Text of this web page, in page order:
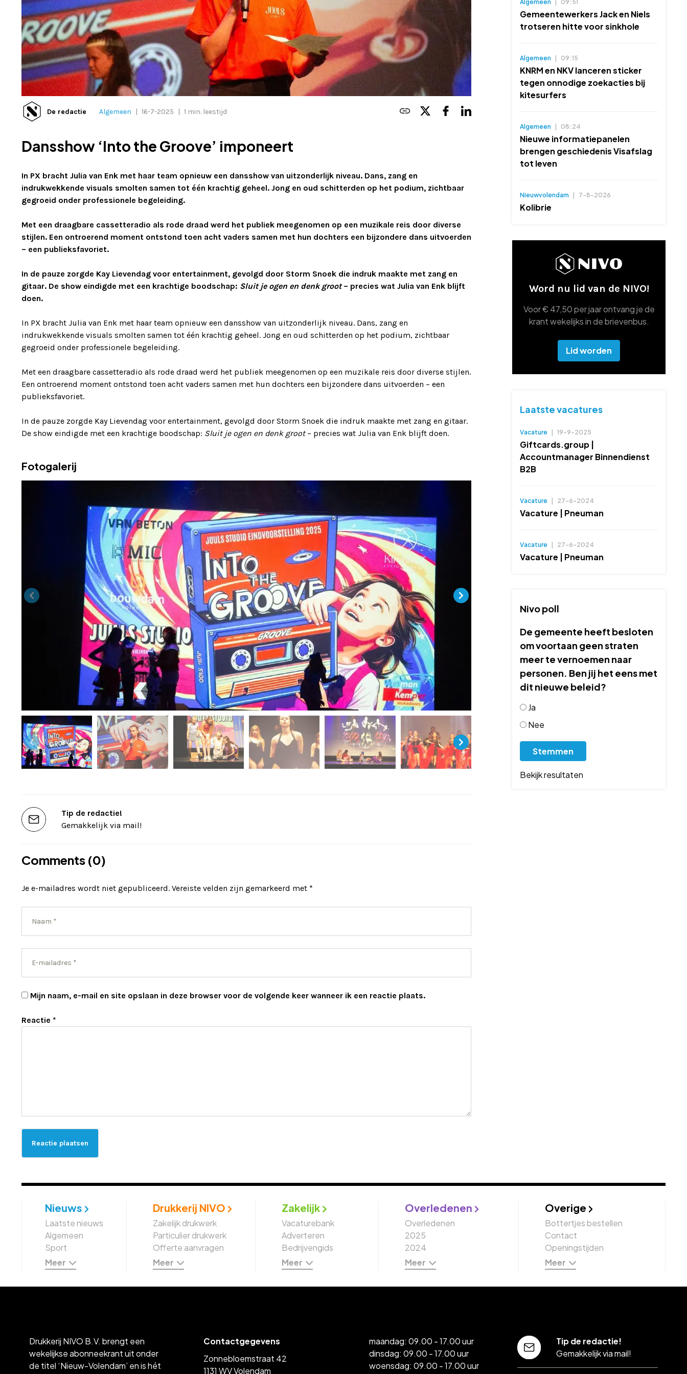
De redactie Algemeen | 16-7-2025 | 1 min. leestijd
Dansshow ‘Into the Groove’ imponeert
In PX bracht Julia van Enk met haar team opnieuw een dansshow van uitzonderlijk niveau. Dans, zang en
indrukwekkende visuals smolten samen tot één krachtig geheel. Jong en oud schitterden op het podium, zichtbaar
gegroeid onder professionele begeleiding.
Met een draagbare cassetteradio als rode draad werd het publiek meegenomen op een muzikale reis door diverse
stijlen. Een ontroerend moment ontstond toen acht vaders samen met hun dochters een bijzondere dans uitvoerden
– een publieksfavoriet.
In de pauze zorgde Kay Lievendag voor entertainment, gevolgd door Storm Snoek die indruk maakte met zang en
gitaar. De show eindigde met een krachtige boodschap: Sluit je ogen en denk groot– precies wat Julia van Enk blijft
doen.
In PX bracht Julia van Enk met haar team opnieuw een dansshow van uitzonderlijk niveau. Dans, zang en
indrukwekkende visuals smolten samen tot één krachtig geheel. Jong en oud schitterden op het podium, zichtbaar
gegroeid onder professionele begeleiding.
Met een draagbare cassetteradio als rode draad werd het publiek meegenomen op een muzikale reis door diverse stijlen.
Een ontroerend moment ontstond toen acht vaders samen met hun dochters een bijzondere dans uitvoerden – een
publieksfavoriet.
In de pauze zorgde Kay Lievendag voor entertainment, gevolgd door Storm Snoek die indruk maakte met zang en gitaar.
De show eindigde met een krachtige boodschap: Sluit je ogen en denk groot– precies wat Julia van Enk blijft doen.
Fotogalerij
Tip de redactie!
Gemakkelijk via mail!
Comments (0)
Je e-mailadres wordt niet gepubliceerd. Vereiste velden zijn gemarkeerd met *
Mijn naam, e-mail en site opslaan in deze browser voor de volgende keer wanneer ik een reactie plaats.
Reactie *
Algemeen 09:51
Gemeentewerkers Jack en Niels
trotseren hitte voor sinkhole
Algemeen 09:15
KNRM en NKV lanceren sticker
tegen onnodige zoekacties bij
kitesurfers
Algemeen 08:24
Nieuwe informatiepanelen
brengen geschiedenis Visafslag
tot leven
Nieuwvolendam 7-8-2026
Kolibrie
Word nu lid van de NIVO!
Voor € 47,50 per jaar ontvang je de
krant wekelijks in de brievenbus.
Lid worden
Laatste vacatures
Vacature 19-9-2025
Giftcards.group |
Accountmanager Binnendienst
B2B
Vacature 27-6-2024
Vacature | Pneuman
Vacature 27-6-2024
Vacature | Pneuman
Nivo poll
De gemeente heeft besloten
om voortaan geen straten
meer te vernoemen naar
personen. Ben jij het eens met
dit nieuwe beleid?
Ja
Nee
Bekijk resultaten
Nieuws
Laatste nieuws
Algemeen
Sport
Meer
Drukkerij NIVO
Zakelijk drukwerk
Particulier drukwerk
Offerte aanvragen
Meer
Zakelijk
Vacaturebank
Adverteren
Bedrijvengids
Meer
Overledenen
Overledenen
2025
2024
Meer
Overige
Bottertjes bestellen
Contact
Openingstijden
Meer
Drukkerij NIVO B.V. brengt een
wekelijkse abonneekrant uit onder
de titel ‘Nieuw-Volendam’ en is hét
Contactgegevens
Zonnebloemstraat 42
1131 WV Volendam
maandag: 09.00 - 17.00 uur
dinsdag: 09.00 - 17.00 uur
woensdag: 09.00 - 17.00 uur
Tip de redactie!
Gemakkelijk via mail!